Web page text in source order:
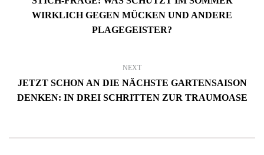
WIRKLICH GEGEN MÜCKEN UND ANDERE
PLAGEGEISTER?
NEXT
JETZT SCHON AN DIE NÄCHSTE GARTENSAISON
DENKEN: IN DREI SCHRITTEN ZUR TRAUMOASE